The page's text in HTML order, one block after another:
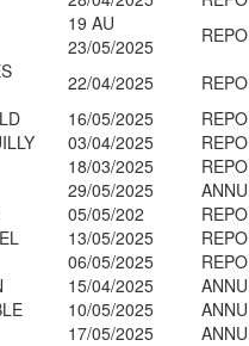
19 AU
23/05/2025
22/04/2025
16/05/2025
03/04/2025
18/03/2025
29/05/2025
05/05/202
13/05/2025
06/05/2025
15/04/2025
10/05/2025
17/05/2025